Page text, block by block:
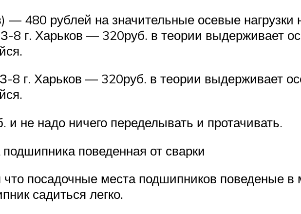
— 480 рублей на значительные осевые нагрузки
8 г. Харьков — 320руб. в теории выдерживает
г. Харьков — 320руб. в теории выдерживает
не надо ничего переделывать и протачивать.
поведенная от сварки
посадочные места подшипников поведеные в
садиться легко.